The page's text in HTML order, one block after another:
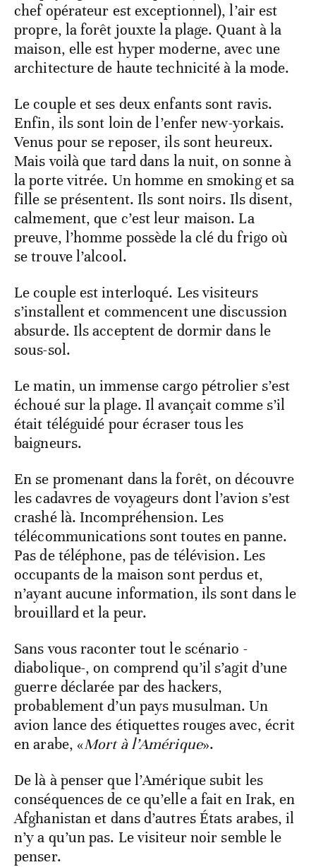
chef opérateur est exceptionnel), l’air est
propre, la forêt jouxte la plage. Quant à la
maison, elle est hyper moderne, avec une
architecture de haute technicité à la mode.
Le couple et ses deux enfants sont ravis.
Enfin, ils sont loin de l’enfer new-yorkais.
Venus pour se reposer, ils sont heureux.
Mais voilà que tard dans la nuit, on sonne à
la porte vitrée. Un homme en smoking et sa
fille se présentent. Ils sont noirs. Ils disent,
calmement, que c’est leur maison. La
preuve, l’homme possède la clé du frigo où
se trouve l’alcool.
Le couple est interloqué. Les visiteurs
s’installent et commencent une discussion
absurde. Ils acceptent de dormir dans le
sous-sol.
Le matin, un immense cargo pétrolier s’est
échoué sur la plage. Il avançait comme s’il
était téléguidé pour écraser tous les
baigneurs.
En se promenant dans la forêt, on découvre
les cadavres de voyageurs dont l’avion s’est
crashé là. Incompréhension. Les
télécommunications sont toutes en panne.
Pas de téléphone, pas de télévision. Les
occupants de la maison sont perdus et,
n’ayant aucune information, ils sont dans le
brouillard et la peur.
Sans vous raconter tout le scénario -
diabolique-, on comprend qu’il s’agit d’une
guerre déclarée par des hackers,
probablement d’un pays musulman. Un
avion lance des étiquettes rouges avec, écrit
en arabe, «Mort à l’Amérique».
De là à penser que l’Amérique subit les
conséquences de ce qu’elle a fait en Irak, en
Afghanistan et dans d’autres États arabes, il
n’y a qu’un pas. Le visiteur noir semble le
penser.